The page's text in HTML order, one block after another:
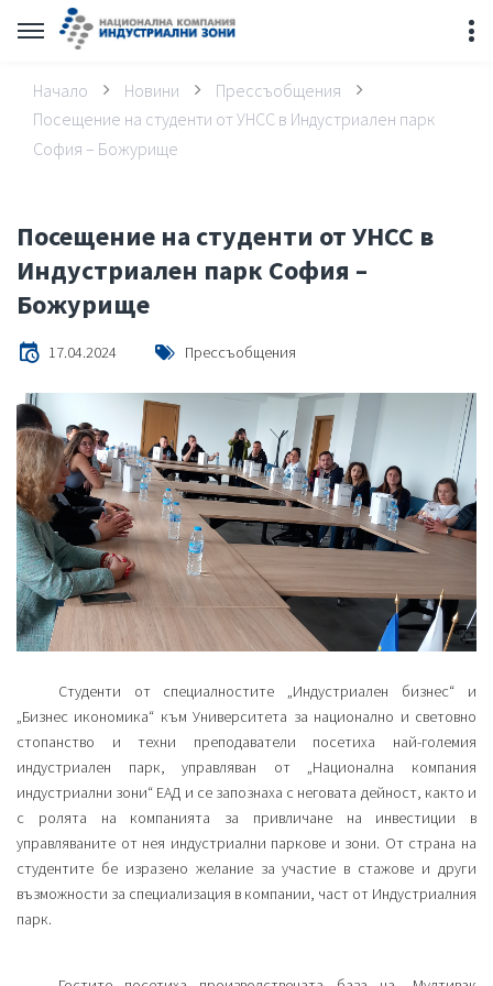
Начало Новини
Прессъобщения
Посещение на студенти от УНСС в Индустриален парк
София – Божурище
Посещение на студенти от УНСС в
Индустриален парк София –
Божурище
17.04.2024 Прессъобщения
Студенти от специалностите „Индустриален бизнес“ и
„Бизнес икономика“ към Университета за национално и световно
стопанство и техни преподаватели посетиха най-големия
индустриален парк, управляван от „Национална компания
индустриални зони“ ЕАД и се запознаха с неговата дейност, както и
с ролята на компанията за привличане на инвестиции в
управляваните от нея индустриални паркове и зони. От страна на
студентите бе изразено желание за участие в стажове и други
възможности за специализация в компании, част от Индустриалния
парк.